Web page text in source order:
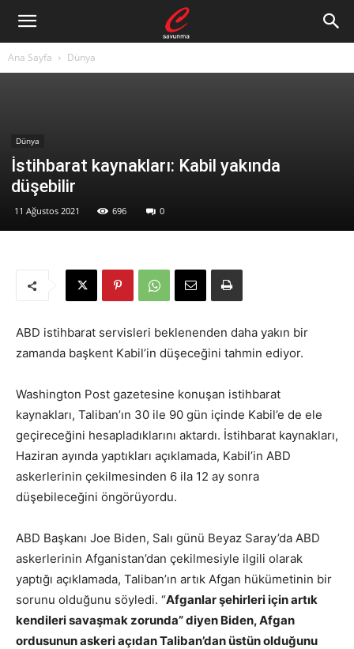
Ana Sayfa Dünya
Dünya
İstihbarat kaynakları: Kabil yakında
düşebilir
11 Ağustos 2021 696 0
ABD istihbarat servisleri beklenenden daha yakın bir
zamanda başkent Kabil’in düşeceğini tahmin ediyor.
Washington Post gazetesine konuşan istihbarat
kaynakları, Taliban’ın 30 ile 90 gün içinde Kabil’e de ele
geçireceğini hesapladıklarını aktardı. İstihbarat kaynakları,
Haziran ayında yaptıkları açıklamada, Kabil’in ABD
askerlerinin çekilmesinden 6 ila 12 ay sonra
düşebileceğini öngörüyordu.
ABD Başkanı Joe Biden, Salı günü Beyaz Saray’da ABD
askerlerinin Afganistan’dan çekilmesiyle ilgili olarak
yaptığı açıklamada, Taliban’ın artık Afgan hükümetinin bir
sorunu olduğunu söyledi. “Afganlar şehirleri için artık
kendileri savaşmak zorunda” diyen Biden, Afgan
ordusunun askeri açıdan Taliban’dan üstün olduğunu